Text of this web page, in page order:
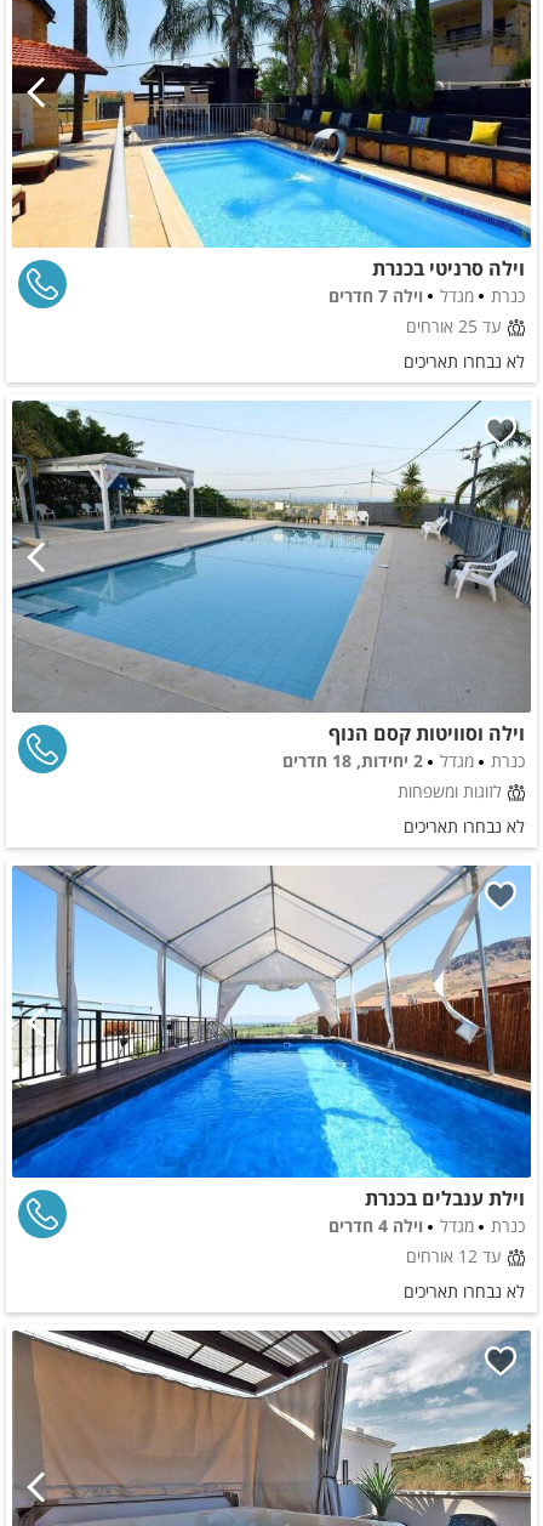
וילה סרניטי בכנרת
כנרת מגדל
וילה 7 חדרים
עד 25 אורחים
לא נבחרו תאריכים
וילה וסוויטות קסם הנוף
כנרת מגדל
2 יחידות, 18 חדרים
לזוגות ומשפחות
לא נבחרו תאריכים
וילת ענבלים בכנרת
כנרת מגדל
וילה 4 חדרים
עד 12 אורחים
לא נבחרו תאריכים